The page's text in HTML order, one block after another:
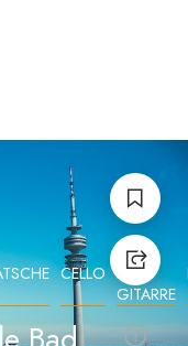
CELLO E-
GITARRE